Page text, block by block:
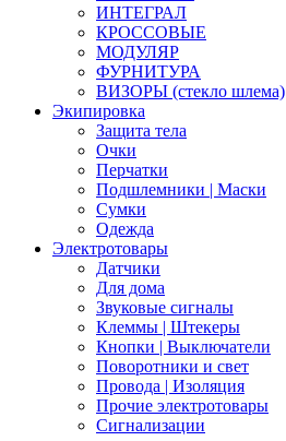
ИНТЕГРАЛ
КРОССОВЫЕ
МОДУЛЯР
ФУРНИТУРА
ВИЗОРЫ (стекло шлема)
Экипировка
Защита тела
Очки
Перчатки
Подшлемники | Маски
Сумки
Одежда
Электротовары
Датчики
Для дома
Звуковые сигналы
Клеммы | Штекеры
Кнопки | Выключатели
Поворотники и свет
Провода | Изоляция
Прочие электротовары
Сигнализации